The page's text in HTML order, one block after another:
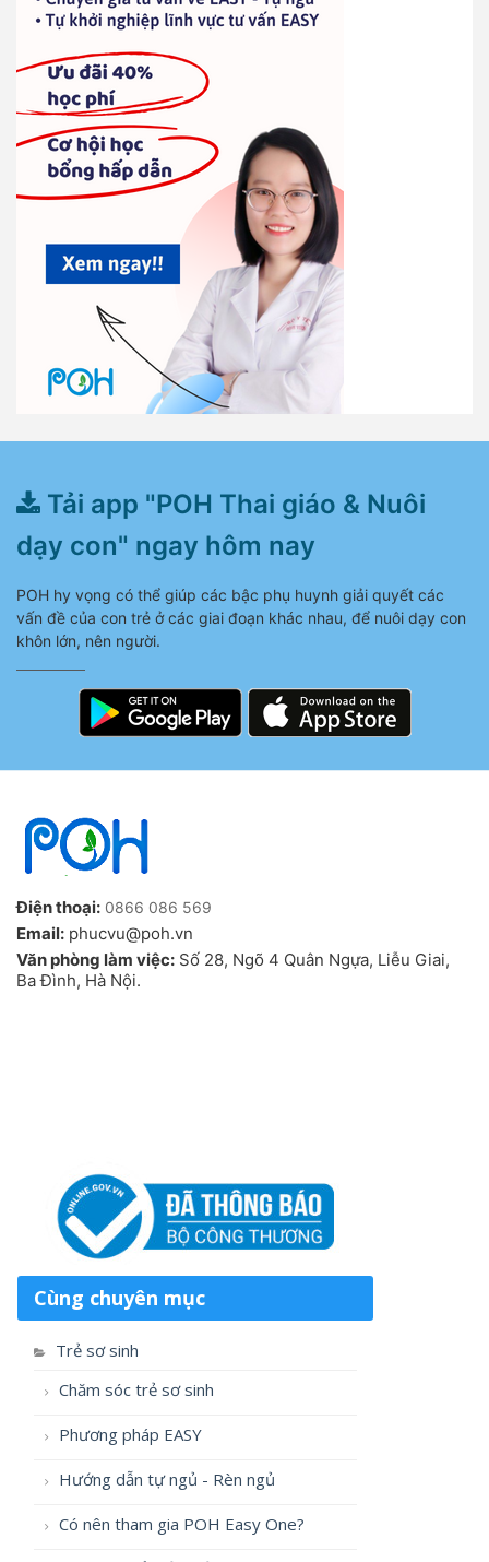
Tải app "POH Thai giáo & Nuôi
dạy con" ngay hôm nay
POH hy vọng có thể giúp các bậc phụ huynh giải quyết các
vấn đề của con trẻ ở các giai đoạn khác nhau, để nuôi dạy con
khôn lớn, nên người.
Điện thoại: 0866 086 569
Email: phucvu@poh.vn
Văn phòng làm việc: Số 28, Ngõ 4 Quân Ngựa, Liễu Giai,
Ba Đình, Hà Nội.
Cùng chuyên mục
Trẻ sơ sinh
Chăm sóc trẻ sơ sinh
Phương pháp EASY
Hướng dẫn tự ngủ - Rèn ngủ
Có nên tham gia POH Easy One?